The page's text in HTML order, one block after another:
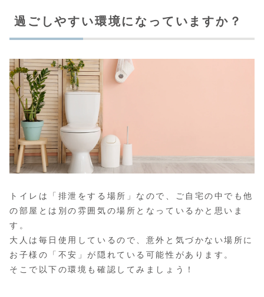
過ごしやすい環境になっていますか？
トイレは「排泄をする場所」なので、ご自宅の中でも他
の部屋とは別の雰囲気の場所となっているかと思いま
す。
大人は毎日使用しているので、意外と気づかない場所に
お子様の「不安」が隠れている可能性があります。
そこで以下の環境も確認してみましょう！